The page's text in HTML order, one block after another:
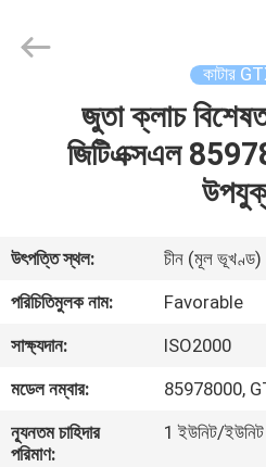
আমাদের
সম্পর্কে
কারখানা
ভ্রমণ
EQUIPMENT
CO.,LTD.
কাটার
জুতা ক্লাচ বিশেষত
জিটিএক্সএল
উৎপত্তি স্থল:
চীন (মূল ভূখণ্ড)
পরিচিতিমুলক নাম:
Favorable
সাক্ষ্যদান:
ISO2000
মডেল নম্বার:
85978000,
ন্যূনতম চাহিদার
পরিমাণ:
1 ইউনিট/